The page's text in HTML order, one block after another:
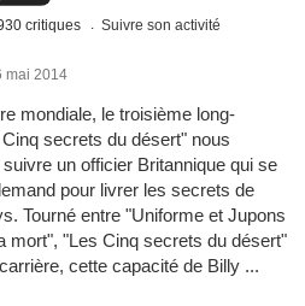
critiques Suivre son activité
mai 2014
mondiale, le troisième long-
secrets du désert" nous
un officier Britannique qui se
pour livrer les secrets de
Tourné entre "Uniforme et Jupons
mort", "Les Cinq secrets du désert"
cette capacité de Billy ...